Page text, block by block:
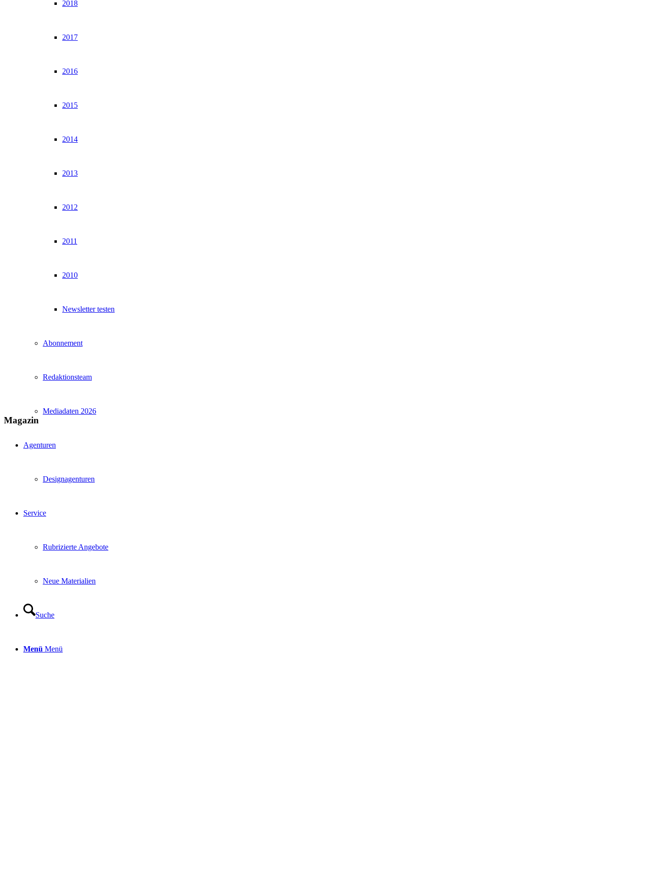
2018
2017
2016
2015
2014
2013
2012
2011
2010
Newsletter testen
Abonnement
Redaktionsteam
Mediadaten 2026
Agenturen
Designagenturen
Service
Rubrizierte Angebote
Neue Materialien
Suche
Menü Menü
Magazin